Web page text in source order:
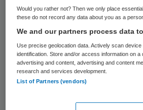
nemen. Hij volgt Chris
Amsterdam UMCgaan
Van Goudoever is al
raad van bestuur.
decaan van de Faculteit der
Would you rather not? Then we only place
these do not record any data about you as a
We and our partners process data
Use precise geolocation data. Actively scan
identification. Store and/or access information on a
advertising and content, advertising and content
research and services development.
List of Partners (vendors)